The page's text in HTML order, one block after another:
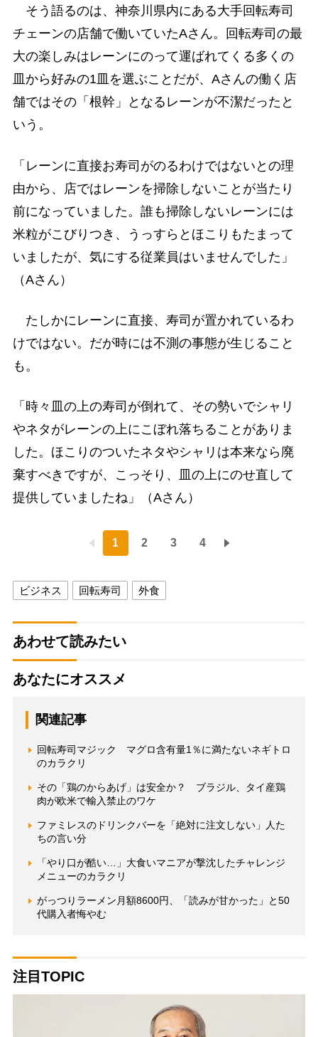
そう語るのは、神奈川県内にある大手回転寿司
チェーンの店舗で働いていたAさん。回転寿司の最
大の楽しみはレーンにのって運ばれてくる多くの
皿から好みの1皿を選ぶことだが、Aさんの働く店
舗ではその「根幹」となるレーンが不潔だったと
いう。
「レーンに直接お寿司がのるわけではないとの理
由から、店ではレーンを掃除しないことが当たり
前になっていました。誰も掃除しないレーンには
米粒がこびりつき、うっすらとほこりもたまって
いましたが、気にする従業員はいませんでした」
（Aさん）
たしかにレーンに直接、寿司が置かれているわ
けではない。だが時には不測の事態が生じること
も。
「時々皿の上の寿司が倒れて、その勢いでシャリ
やネタがレーンの上にこぼれ落ちることがありま
した。ほこりのついたネタやシャリは本来なら廃
棄すべきですが、こっそり、皿の上にのせ直して
提供していましたね」（Aさん）
1 2 3 4
ビジネス 回転寿司 外食
あわせて読みたい
あなたにオススメ
関連記事
回転寿司マジック マグロ含有量1％に満たないネギトロ
のカラクリ
その「鶏のからあげ」は安全か？ ブラジル、タイ産鶏
肉が欧米で輸入禁止のワケ
ファミレスのドリンクバーを「絶対に注文しない」人た
ちの言い分
「やり口が酷い…」大食いマニアが撃沈したチャレンジ
メニューのカラクリ
がっつりラーメン月額8600円、「読みが甘かった」と50
代購入者悔やむ
注目TOPIC